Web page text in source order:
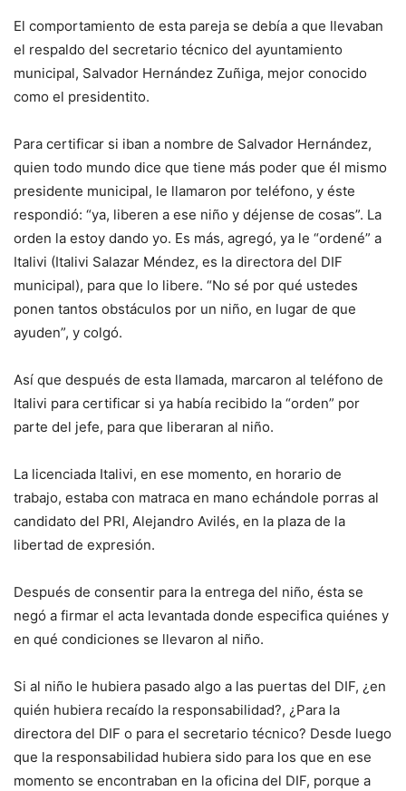
El comportamiento de esta pareja se debía a que llevaban
el respaldo del secretario técnico del ayuntamiento
municipal, Salvador Hernández Zuñiga, mejor conocido
como el presidentito.
Para certificar si iban a nombre de Salvador Hernández,
quien todo mundo dice que tiene más poder que él mismo
presidente municipal, le llamaron por teléfono, y éste
respondió: “ya, liberen a ese niño y déjense de cosas”. La
orden la estoy dando yo. Es más, agregó, ya le “ordené” a
Italivi (Italivi Salazar Méndez, es la directora del DIF
municipal), para que lo libere. “No sé por qué ustedes
ponen tantos obstáculos por un niño, en lugar de que
ayuden”, y colgó.
Así que después de esta llamada, marcaron al teléfono de
Italivi para certificar si ya había recibido la “orden” por
parte del jefe, para que liberaran al niño.
La licenciada Italivi, en ese momento, en horario de
trabajo, estaba con matraca en mano echándole porras al
candidato del PRI, Alejandro Avilés, en la plaza de la
libertad de expresión.
Después de consentir para la entrega del niño, ésta se
negó a firmar el acta levantada donde especifica quiénes y
en qué condiciones se llevaron al niño.
Si al niño le hubiera pasado algo a las puertas del DIF, ¿en
quién hubiera recaído la responsabilidad?, ¿Para la
directora del DIF o para el secretario técnico? Desde luego
que la responsabilidad hubiera sido para los que en ese
momento se encontraban en la oficina del DIF, porque a